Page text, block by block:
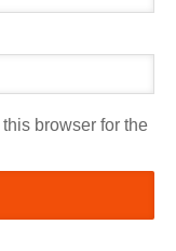
browser for the